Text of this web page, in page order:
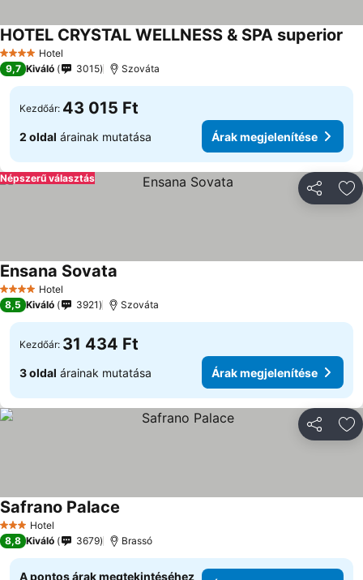
4 KategóriaHotel
HOTEL CRYSTAL WELLNESS & SPA superior
9,7 Kiváló 3015 Szováta
Kezdőár: 43 015 Ft
2 oldal árainak mutatása Árak megjelenítése
Népszerű választás
4 KategóriaHotel
Ensana Sovata
8,5 Kiváló 3921 Szováta
Kezdőár: 31 434 Ft
3 oldal árainak mutatása Árak megjelenítése
3 Kategória
Hotel
Safrano Palace
8,8 Kiváló 3679 Brassó
A pontos árak megtekintéséhez